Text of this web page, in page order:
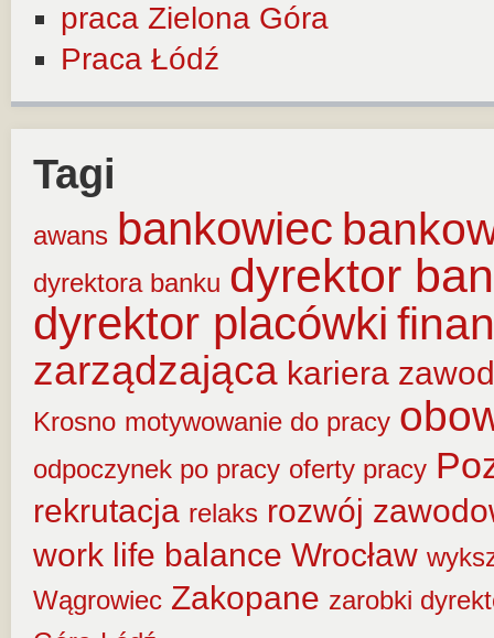
praca Zielona Góra
Praca Łódź
Tagi
awans bankowiec
dyrektora banku dyrektor
dyrektor placówki
zarządzająca kariera
Krosno motywowanie do pracy
odpoczynek po pracy oferty pracy
rekrutacja relaks rozwój
work life balance Wrocław
Wągrowiec Zakopane zarobki